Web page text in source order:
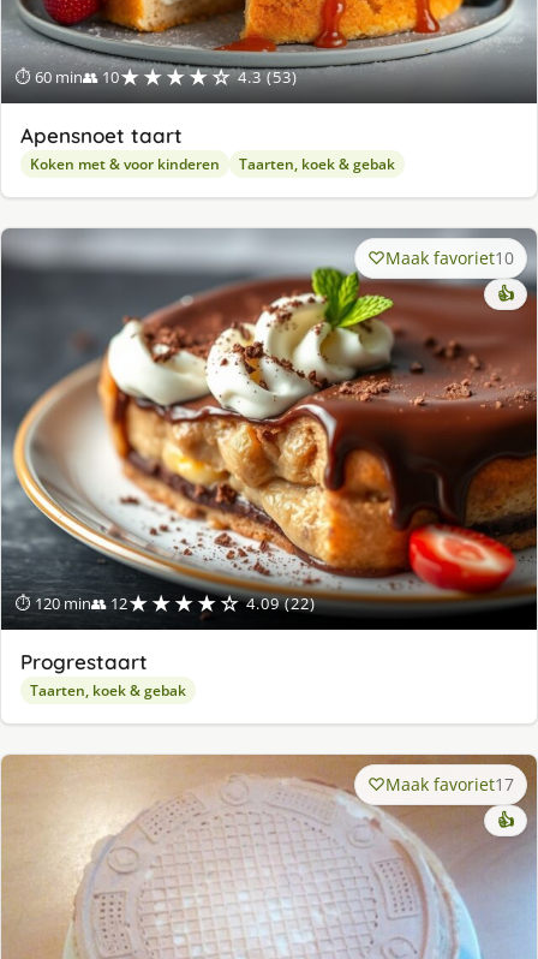
⏱ 60 min👥 10★★★★☆ 4.3 (53)
Apensnoet taart
Koken met & voor kinderen Taarten, koek & gebak
⏱ 120 min👥 12★★★★☆ 4.09 (22)
Maak favoriet10
👍
Progrestaart
Taarten, koek & gebak
Maak favoriet17
👍